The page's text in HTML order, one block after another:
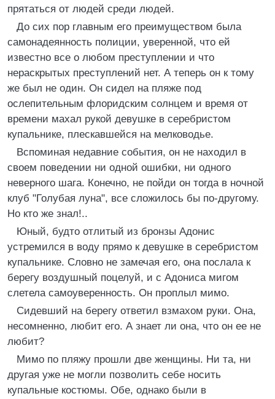
прятаться от людей среди людей.
До сих пор главным его преимуществом была
самонадеянность полиции, уверенной, что ей
известно все о любом преступлении и что
нераскрытых преступлений нет. А теперь он к тому
же был не один. Он сидел на пляже под
ослепительным флоридским солнцем и время от
времени махал рукой девушке в серебристом
купальнике, плескавшейся на мелководье.
Вспоминая недавние события, он не находил в
своем поведении ни одной ошибки, ни одного
неверного шага. Конечно, не пойди он тогда в ночной
клуб "Голубая луна", все сложилось бы по-другому.
Но кто же знал!..
Юный, будто отлитый из бронзы Адонис
устремился в воду прямо к девушке в серебристом
купальнике. Словно не замечая его, она послала к
берегу воздушный поцелуй, и с Адониса мигом
слетела самоуверенность. Он проплыл мимо.
Сидевший на берегу ответил взмахом руки. Она,
несомненно, любит его. А знает ли она, что он ее не
любит?
Мимо по пляжу прошли две женщины. Ни та, ни
другая уже не могли позволить себе носить
купальные костюмы. Обе, однако были в